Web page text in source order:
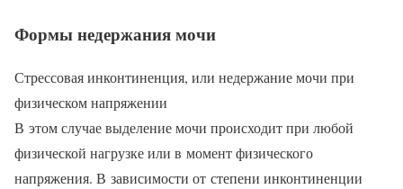
Формы недержания мочи
Стрессовая инконтиненция, или недержание мочи при
физическом напряжении
В этом случае выделение мочи происходит при любой
физической нагрузке или в момент физического
напряжения. В зависимости от степени инконтиненции